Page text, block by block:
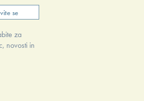
se
za
novosti in